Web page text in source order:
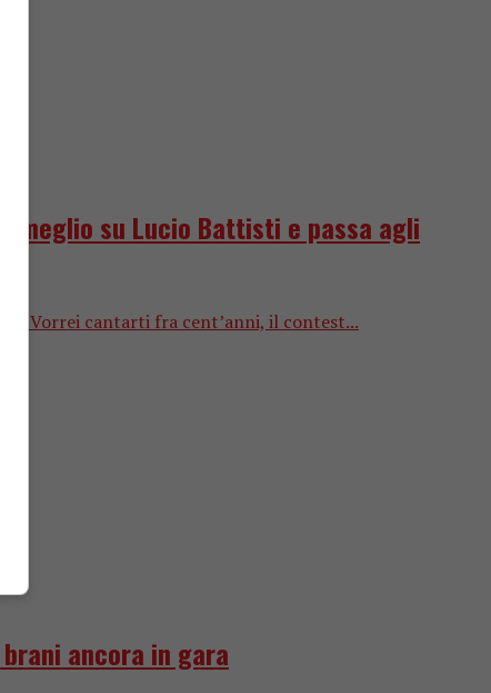
meglio su Lucio Battisti e passa agli
Vorrei cantarti fra cent’anni, il contest...
ancora in gara